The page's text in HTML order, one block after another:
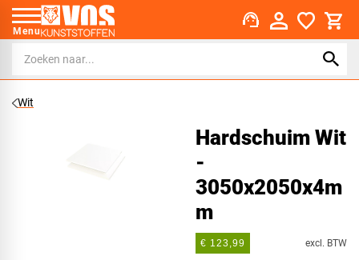
Menu support_agent
Wit
Hardschuim Wit
-
3050x2050x4m
m
€ 123,99 excl. BTW